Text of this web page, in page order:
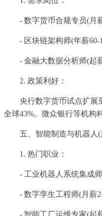
- 数字货币合规专员(月
- 区块链架构师(年薪60-
- 金融大数据分析师(起
2. 政策利好：
央行数字货币试点扩展
全球43%。微众银行等机构
五、智能制造与机器人
1. 热门职业：
- 工业机器人系统集成
- 数字孪生工程师(月薪
- 智能工厂运维专家(起